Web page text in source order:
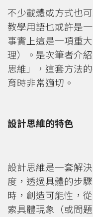
不少載體或方式也
教學用語也或許是
事實上這是一項重
理）。是次筆者介
思維」，這套方法
育時非常適切。
設計思維的特色
設計思維是一套解
度，透過具體的步
時，創造可能性，
索具體現象（或問